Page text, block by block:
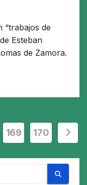
“trabajos de
Esteban
de Zamora.
169 170